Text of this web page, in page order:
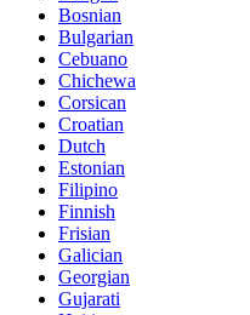
Bosnian
Bulgarian
Cebuano
Chichewa
Corsican
Croatian
Dutch
Estonian
Filipino
Finnish
Frisian
Galician
Georgian
Gujarati